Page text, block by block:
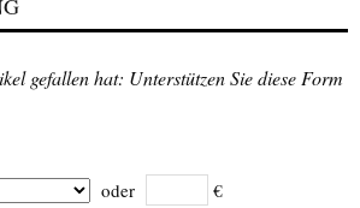
gefallen hat: Unterstützen Sie diese Form
oder €